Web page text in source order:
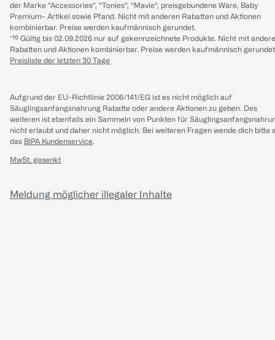
der Marke “Accessories“, “Tonies“, “Mavie“, preisgebundene Ware, Baby
Premium- Artikel sowie Pfand. Nicht mit anderen Rabatten und Aktionen
kombinierbar. Preise werden kaufmännisch gerundet.
*¹⁰ Gültig bis 02.09.2026 nur auf gekennzeichnete Produkte. Nicht mit
Rabatten und Aktionen kombinierbar. Preise werden kaufmännisch
Preisliste der letzten 30 Tage
Aufgrund der EU-Richtlinie 2006/141/EG ist es nicht möglich auf
Säuglingsanfangsnahrung Rabatte oder andere Aktionen zu geben. Des
weiteren ist ebenfalls ein Sammeln von Punkten für
nicht erlaubt und daher nicht möglich. Bei weiteren Fragen wende dich bitte
das BIPA Kundenservice.
MwSt. gesenkt
Meldung möglicher illegaler Inhalte